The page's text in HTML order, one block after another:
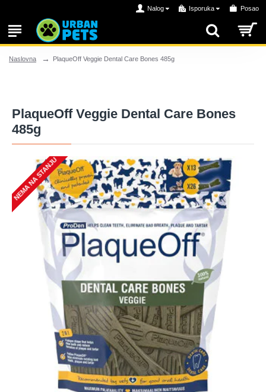
Nalog Isporuka Posao
Naslovna PlaqueOff Veggie Dental Care Bones 485g
PlaqueOff Veggie Dental Care Bones
485g
NEMA NA STANJU